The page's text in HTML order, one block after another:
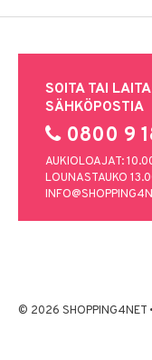
SOITA TAI
SÄHKÖPOSTIA
0800 9
AUKIOLOAJAT:
LOUNASTAUKO
© 2026 SHOPPING4NET •